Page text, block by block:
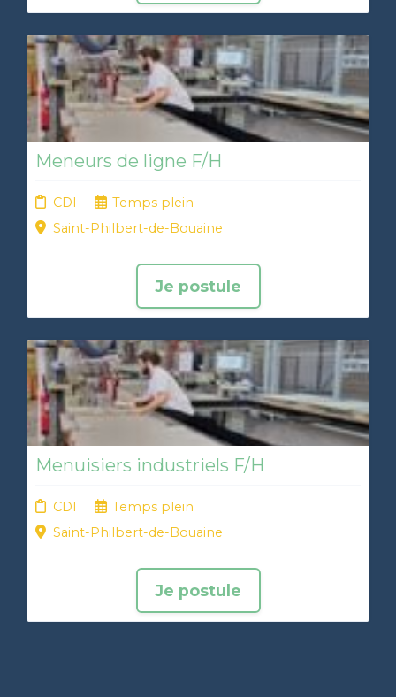
Meneurs de ligne F/H
CDI
Temps plein
Saint-Philbert-de-Bouaine
Je postule
Menuisiers industriels F/H
CDI
Temps plein
Saint-Philbert-de-Bouaine
Je postule